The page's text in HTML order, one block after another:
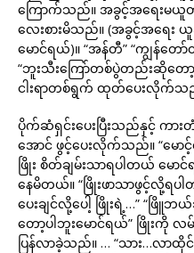
ကြောက်သည်။ အခွင့်အရေးမ
လေးစားမိသည်။ (အခွင့်အရေး
မောင်ရယ်)။ “အန်တီ” “ကျွန်တ
“ဘူးသီးကြော်တစ်ပွဲတည်းဆိုတော့
ငါးရာတစ်ရွက် ထုတ်ပေးလိုက်သ
ပိုက်ဆံရှင်းပေးပြီးသည်နှင့် ကား
အောင် ဖွင့်ပေးလိုက်သည်။ “မေ
ဖြိုး စိတ်ချမ်းသာရပါတယ် မော
နေမိတယ်။ “ဖြိုးဖာသာဖွင့်လို့ရပ
ပေးချင်လို့ပေါ့ ဖြိုးရဲ့…” “ဖြိူဘ
တော့ပါဘူးမောင်ရယ်” ဖြိုးကို လမ်
ပြန်လာခဲ့သည်။ … “သား…လာထိုင်အု